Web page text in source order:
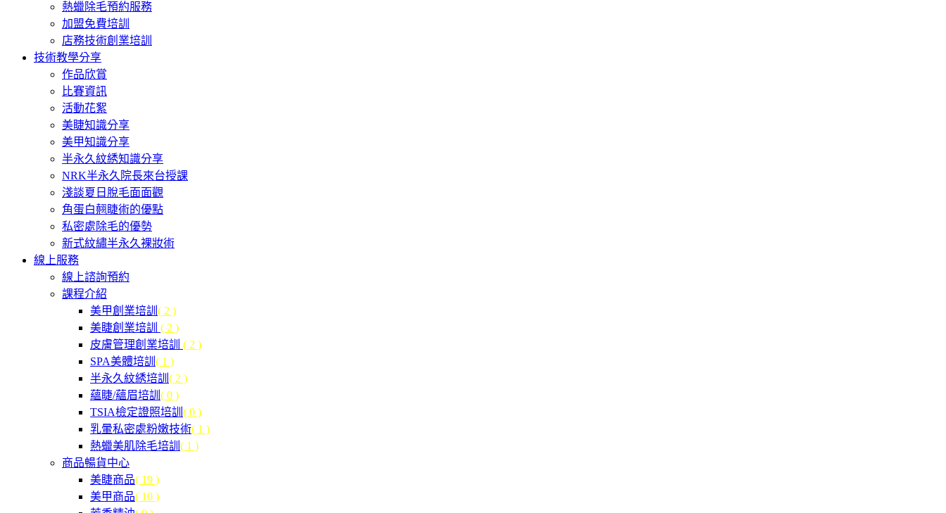
熱蠟除毛預約服務
加盟免費培訓
店務技術創業培訓
技術教學分享
作品欣賞
比賽資訊
活動花絮
美睫知識分享
美甲知識分享
半永久紋綉知識分享
NRK半永久院長來台授課
淺談夏日脫毛面面觀
角蛋白翹睫術的優點
私密處除毛的優勢
新式紋繡半永久裸妝術
線上服務
線上諮詢預約
課程介紹
美甲創業培訓 ( 2 )
美睫創業培訓 ( 2 )
皮膚管理創業培訓 ( 2 )
SPA美體培訓 ( 1 )
半永久紋綉培訓 ( 2 )
蘊睫/蘊眉培訓 ( 0 )
TSIA檢定證照培訓 ( 0 )
乳暈私密處粉嫩技術( 1 )
熱蠟美肌除毛培訓 ( 1 )
商品暢貨中心
美睫商品( 19 )
美甲商品( 10 )